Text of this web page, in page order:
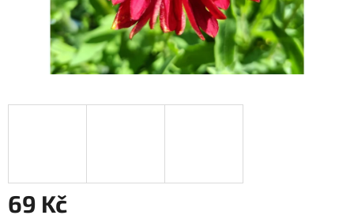
69 Kč